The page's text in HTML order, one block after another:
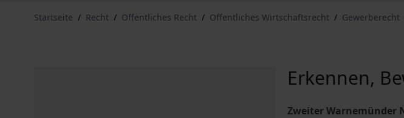
Startseite / Recht / Öffentliches Recht / Öffentliches Wirtschaftsrecht / Gewerberecht
Erkennen,
Zweiter Warnemünder